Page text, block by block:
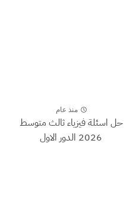
منذ عام
حل اسئلة فيزياء ثالث متوسط
2026 الدور الاول